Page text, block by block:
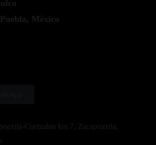
México
Cuetzalan km 7, Zacapoaxtla,